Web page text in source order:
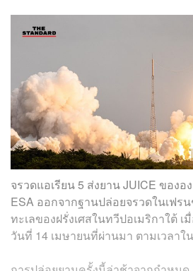
จรวดแอเรียน 5 ส่งยาน JUICE ของ
ESA ออกจากฐานปล่อยจรวดในเฟร
ทะเลของฝรั่งเศสในทวีปอเมริกาใต้ เ
วันที่ 14 เมษายนที่ผ่านมา ตามเวลาใ